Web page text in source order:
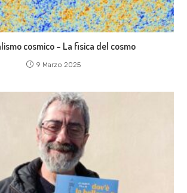
cosmico – La fisica del cosmo
9 Marzo 2025